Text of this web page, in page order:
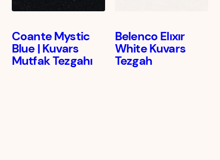
Coante Mystic
Blue | Kuvars
Mutfak Tezgahı
Belenco Elıxır
White Kuvars
Tezgah